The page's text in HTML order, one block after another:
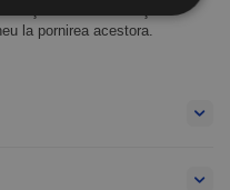
fără inerţie
la pornirea acestora.